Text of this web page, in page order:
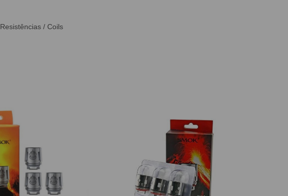
Resistências / Coils